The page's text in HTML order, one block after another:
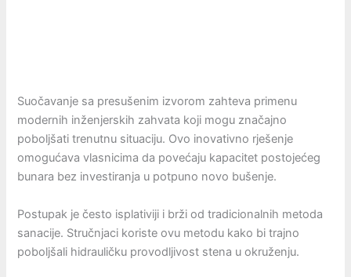
Suočavanje sa presušenim izvorom zahteva primenu
modernih inženjerskih zahvata koji mogu značajno
poboljšati trenutnu situaciju. Ovo inovativno rješenje
omogućava vlasnicima da povećaju kapacitet postojećeg
bunara bez investiranja u potpuno novo bušenje.
Postupak je često isplativiji i brži od tradicionalnih metoda
sanacije. Stručnjaci koriste ovu metodu kako bi trajno
poboljšali hidrauličku provodljivost stena u okruženju.